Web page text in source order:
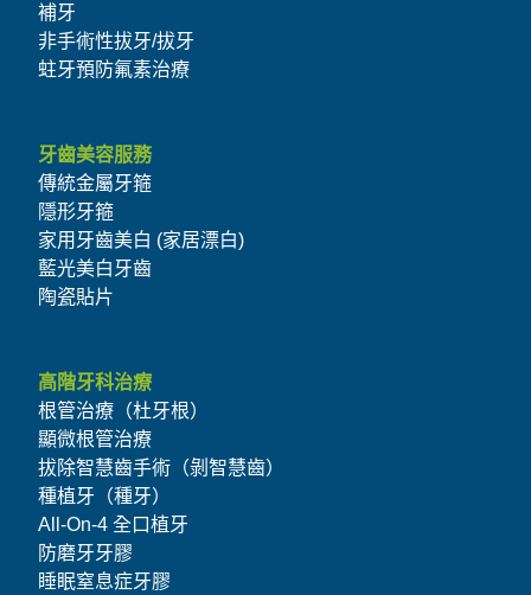
補牙
非手術性拔牙/拔牙
蛀牙預防氟素治療
牙齒美容服務
傳統金屬牙箍
隱形牙箍
家用牙齒美白 (家居漂白)
藍光美白牙齒
陶瓷貼片
高階牙科治療
根管治療（杜牙根）
顯微根管治療
拔除智慧齒手術（剝智慧齒）
種植牙（種牙）
All-On-4 全口植牙
防磨牙牙膠
睡眠窒息症牙膠